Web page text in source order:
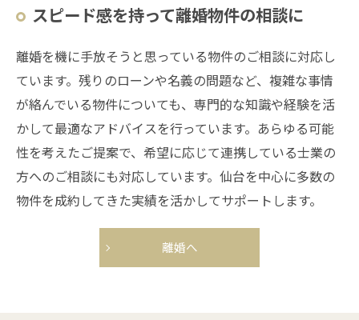
スピード感を持って離婚物件の相談に
離婚を機に手放そうと思っている物件のご相談に対応し
ています。残りのローンや名義の問題など、複雑な事情
が絡んでいる物件についても、専門的な知識や経験を活
かして最適なアドバイスを行っています。あらゆる可能
性を考えたご提案で、希望に応じて連携している士業の
方へのご相談にも対応しています。仙台を中心に多数の
物件を成約してきた実績を活かしてサポートします。
離婚へ